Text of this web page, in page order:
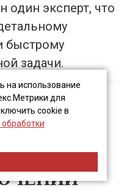
на использование
для
cookie в
один эксперт, что
быстрому
задачи.